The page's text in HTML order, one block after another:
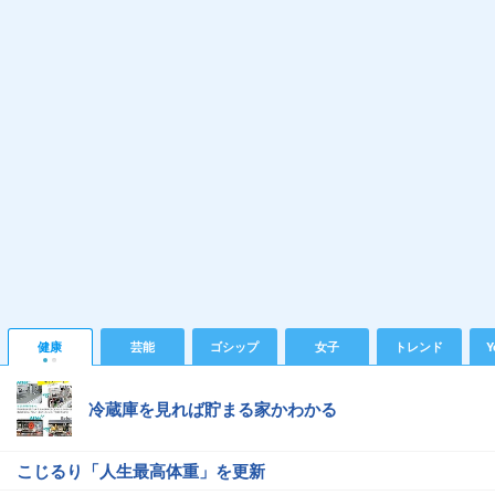
健康 芸能 ゴシップ 女子 トレンド
冷蔵庫を見れば貯まる家かわかる
こじるり「人生最高体重」を更新